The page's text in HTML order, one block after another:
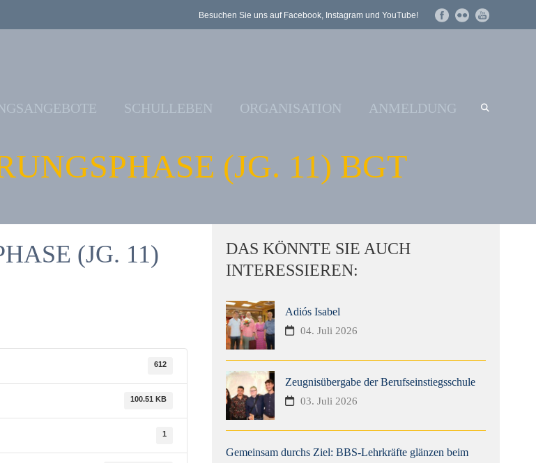
Besuchen Sie uns auf Facebook, Instagram und YouTube!
SCHULLEBEN ORGANISATION ANMELDUNG
(JG. 11) BGT
(JG. 11)
612
100.51 KB
1
DAS KÖNNTE SIE AUCH
INTERESSIEREN:
Adiós Isabel
04. Juli 2026
Zeugnisübergabe der Berufseinstiegsschule
03. Juli 2026
Gemeinsam durchs Ziel: BBS-Lehrkräfte glänzen beim